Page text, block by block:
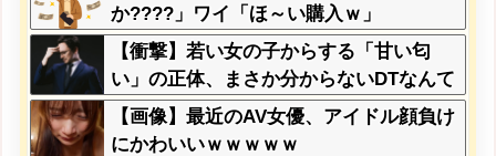
か????」ワイ「ほ～い購入ｗ」
【衝撃】若い女の子からする「甘い匂
い」の正体、まさか分からないDTなんて
おらんよな？よな？w w w w w w w w w
w w
【画像】最近のAV女優、アイドル顔負け
にかわいいｗｗｗｗｗ